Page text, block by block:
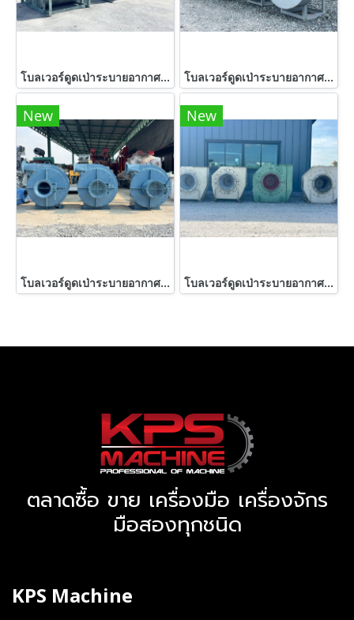
โบลเวอร์ดูดเป่าระบายอากาศ KRUGER 380V โบลเวอร์ดูดเป่าระบายอากาศV & M Made in ITALYขนาด 7.5 HP 380V เข้ามา 4 ตัว
New
โบลเวอร์ดูดเป่าระบายอากาศ DENGYOSHA FANS JAPAN ขนาด 7.5 HP / 2900 rpm 380V เข้ามา 3 ตัว
New
โบลเวอร์ดูดเป่าระบายอากาศ EBARA FAN BLOWER JAPAN ขนาด 40 HP 380V เข้ามา 4 ตัว
ตลาดซื้อ ขาย เครื่องมือ เครื่องจักร
มือสองทุกชนิด
KPS Machine